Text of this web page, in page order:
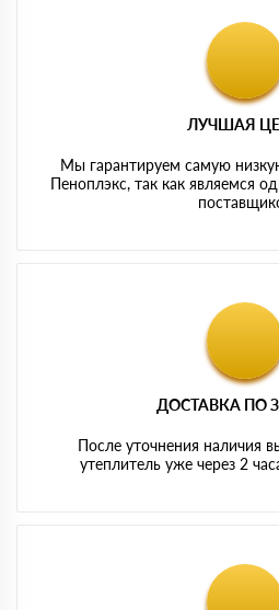
ЛУЧШАЯ
Мы гарантируем самую
Пеноплэкс, так как являемся
ДОСТАВКА ПО
После уточнения наличия
утеплитель уже через 2